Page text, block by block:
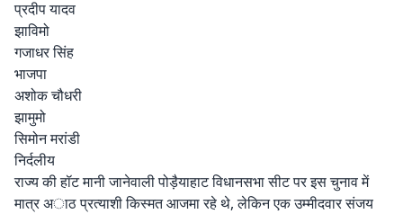
प्रदीप यादव
झाविमो
गजाधर सिंह
भाजपा
अशोक चौधरी
झामुमो
सिमोन मरांडी
निर्दलीय
राज्य की हॉट मानी जानेवाली पोड़ैयाहाट विधानसभा सीट पर इस चुनाव में
मात्र अाठ प्रत्याशी किस्मत आजमा रहे थे, लेकिन एक उम्मीदवार संजय